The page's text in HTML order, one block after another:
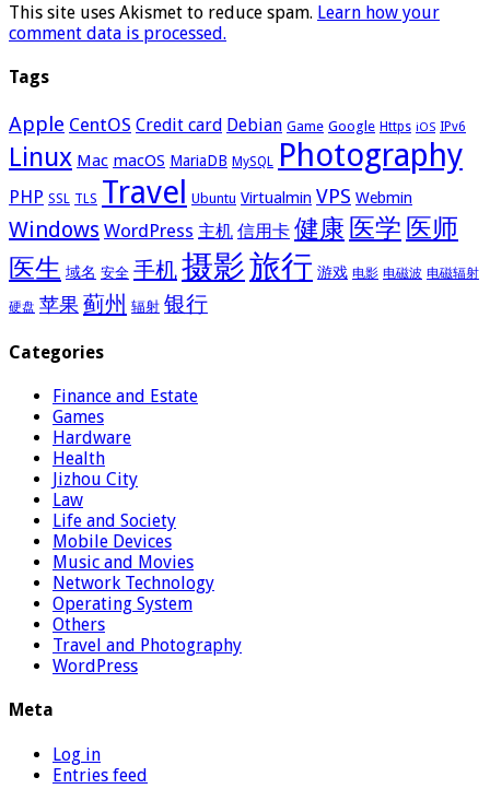
This site uses Akismet to reduce spam. Learn how your
comment data is processed.
Tags
Apple CentOS Credit card Debian Game Google Https iOS IPv6
Linux Mac macOS MariaDB MySQL Photography
PHP SSL TLS Travel Ubuntu Virtualmin VPS Webmin
Windows WordPress 主机 信用卡 健康 医学 医师
医生 域名 安全 手机摄影旅行 游戏 电影 电磁波 电磁辐射
硬盘 苹果 蓟州 辐射 银行
Categories
Finance and Estate
Games
Hardware
Health
Jizhou City
Law
Life and Society
Mobile Devices
Music and Movies
Network Technology
Operating System
Others
Travel and Photography
WordPress
Meta
Log in
Entries feed